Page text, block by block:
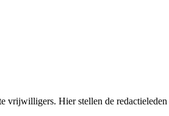
vrijwilligers. Hier stellen de